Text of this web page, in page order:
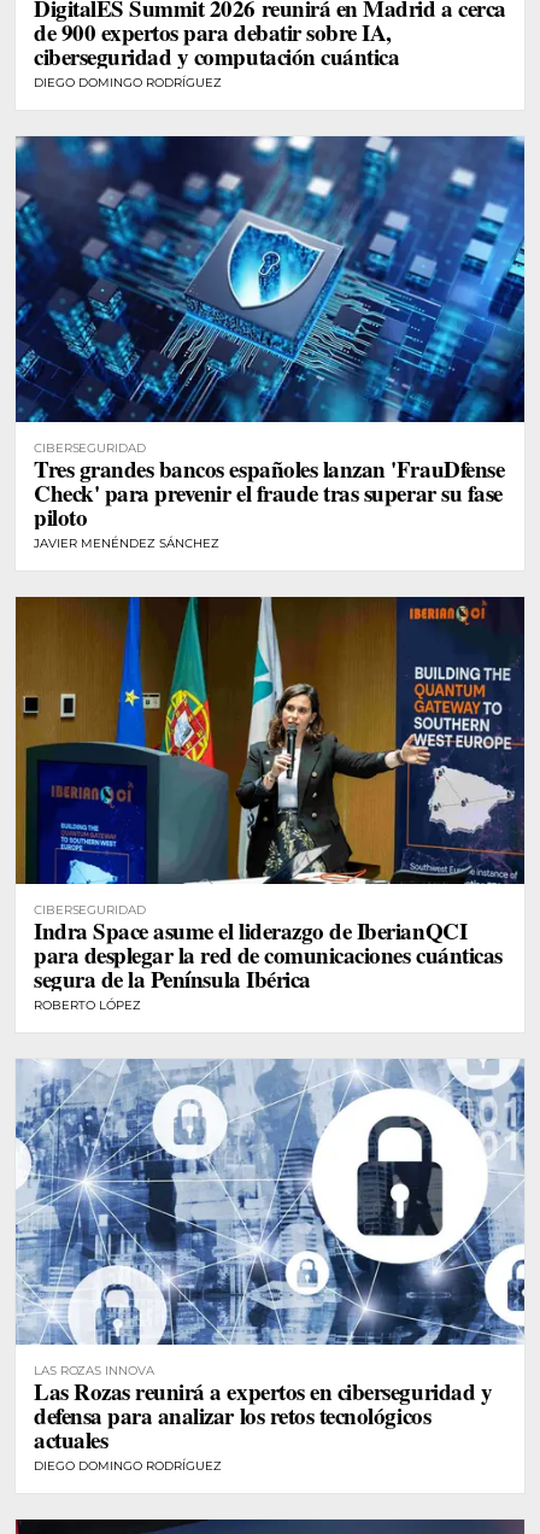
DigitalES Summit 2026 reunirá en Madrid a cerca
de 900 expertos para debatir sobre IA,
ciberseguridad y computación cuántica
DIEGO DOMINGO RODRÍGUEZ
CIBERSEGURIDAD
Tres grandes bancos españoles lanzan 'FrauDfense
Check' para prevenir el fraude tras superar su fase
piloto
JAVIER MENÉNDEZ SÁNCHEZ
CIBERSEGURIDAD
Indra Space asume el liderazgo de IberianQCI
para desplegar la red de comunicaciones cuánticas
segura de la Península Ibérica
ROBERTO LÓPEZ
LAS ROZAS INNOVA
Las Rozas reunirá a expertos en ciberseguridad y
defensa para analizar los retos tecnológicos
actuales
DIEGO DOMINGO RODRÍGUEZ